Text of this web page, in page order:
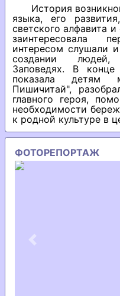
История
языка, его
светского алфавита
заинтересовала
интересом слушали
создании людей,
Заповедях. В
показала детям
Пишичитай",
главного героя,
необходимости
к родной культуре в
ФОТОРЕПОРТАЖ
Previous